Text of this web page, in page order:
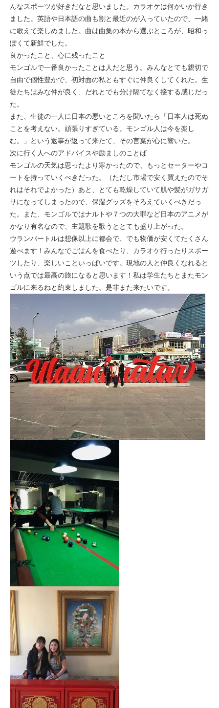
ベトナム
マルタ島
ジョグジャ
ギリシャ
んなスポーツが好きだなと思いました。カラオケは何かいか行き
ました。英語や日本語の曲も割と最近のが入っていたので、一緒
に歌えて楽しめました。曲は曲集の本から選ぶところが、昭和っ
ぽくて新鮮でした。
良かったこと、心に残ったこと
モンゴルで一番良かったことは人だと思う。みんなとても親切で
自由で個性豊かで、初対面の私ともすぐに仲良くしてくれた。生
徒たちはみな仲が良く、だれとでも分け隔てなく接する感じだっ
た。
また、生徒の一人に日本の悪いところを聞いたら「日本人は死ぬ
ことを考えない。頑張りすぎている。モンゴル人は今を楽し
む。」という返事が返って来たて、その言葉が心に響いた。
次に行く人へのアドバイスや励ましのことば
モンゴルの天気は思ったより寒かったので、もっとセーターやコ
ートを持っていくべきだった。（ただし市場で安く買えたのでそ
れはそれでよかった）あと、とても乾燥していて肌や髪がガサガ
サになってしまったので、保湿グッズをそろえていくべきだっ
た。また、モンゴルではナルトや７つの大罪など日本のアニメが
かなり有名なので、主題歌を歌うととても盛り上がった。
ウランバートルは想像以上に都会で、でも物価が安くてたくさん
遊べます！みんなでごはんを食べたり、カラオケ行ったりスポー
ツしたり、楽しいこといっぱいです。現地の人と仲良くなれると
いう点では最高の旅になると思います！私は学生たちとまたモン
ゴルに来るねと約束しました。是非また来たいです。